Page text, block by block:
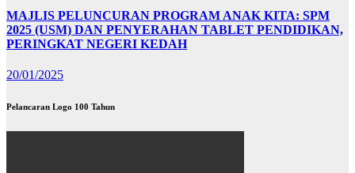
MAJLIS PELUNCURAN PROGRAM ANAK KITA: SPM
2025 (USM) DAN PENYERAHAN TABLET PENDIDIKAN,
PERINGKAT NEGERI KEDAH
20/01/2025
Pelancaran Logo 100 Tahun